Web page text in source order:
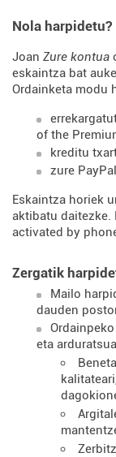
Nola harpidetu?
Joan Zure kontua
eskaintza bat
Ordainketa modu
of the
kreditu
zure
Eskaintza horiek
aktibatu daitezke.
activated by
Zergatik
Mailo
dauden
eta